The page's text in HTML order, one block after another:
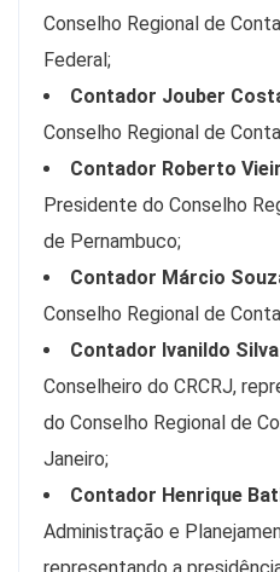
Conselho Regional de
Federal;
Contador Jouber
Conselho Regional de
Contador Roberto
Presidente do Conselho
de Pernambuco;
Contador Márcio
Conselho Regional de
Contador Ivanildo
Conselheiro do CRCRJ,
do Conselho Regional de
Janeiro;
Contador Henrique
Administração e